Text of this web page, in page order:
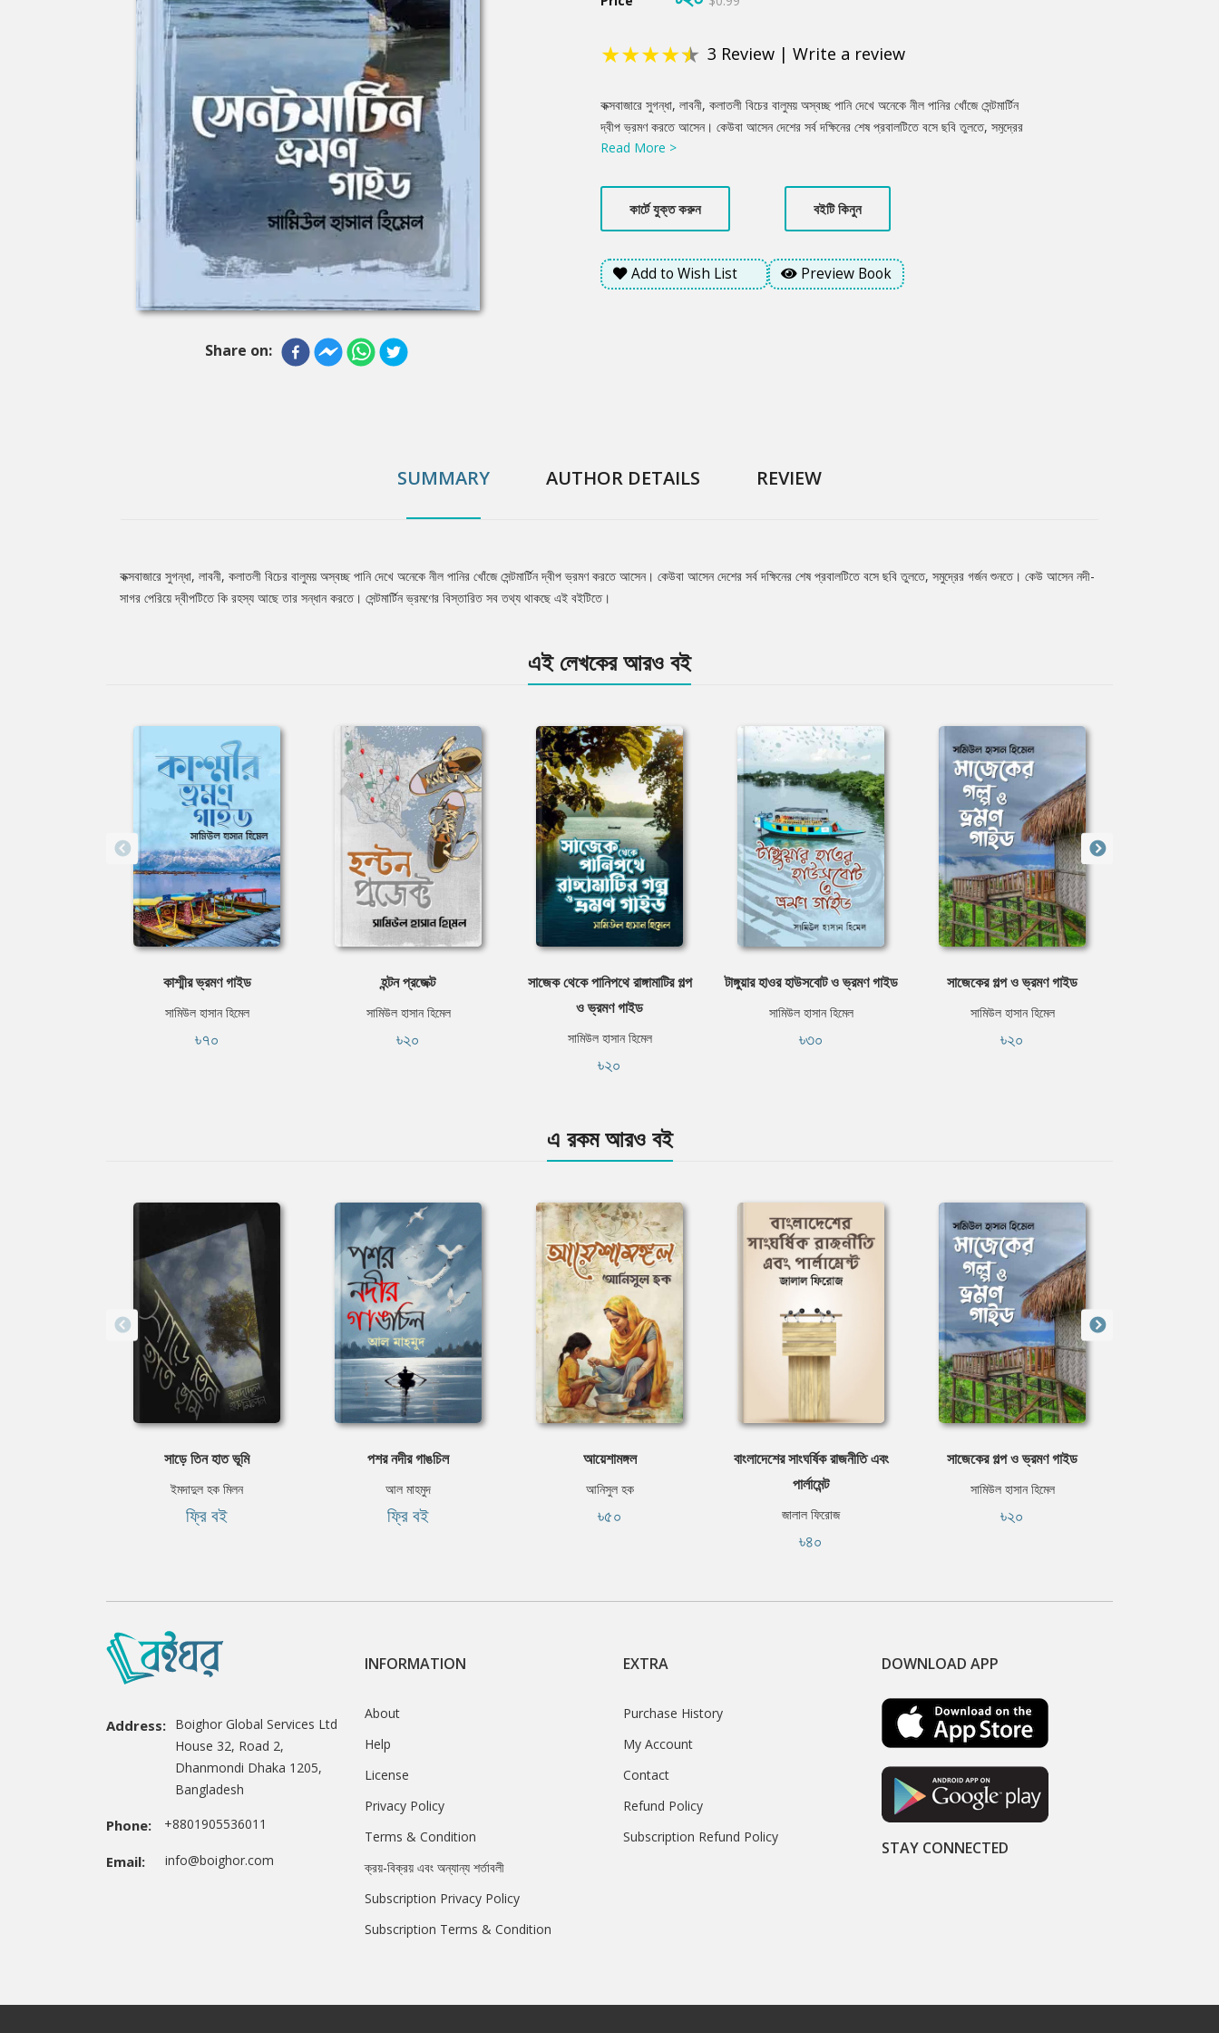
Share on:
★★★★★ 3 Review | Write a review
Product
Summery
কক্সবাজারে সুগন্ধা, লাবনী, কলাতলী বিচের বালুময় অস্বচ্ছ পানি দেখে অনেকে নীল পানির খোঁজে সেন্টমার্টিন
দ্বীপ ভ্রমণ করতে আসেন। কেউবা আসেন দেশের সর্ব দক্ষিনের শেষ প্রবালটিতে বসে ছবি তুলতে, সমুদ্রের
গর্জন শুনতে। কেউ আসেন নদী-সাগর পেরিয়ে দ্বীপটিতে কি রহস্য আছে তার সন্ধান করতে। সেন্টমার্টিন
Read More >
কার্টে যুক্ত করুন বইটি কিনুন
Add to Wish List Preview Book
SUMMARY AUTHOR DETAILS REVIEW
Tab
কক্সবাজারে সুগন্ধা, লাবনী, কলাতলী বিচের বালুময় অস্বচ্ছ পানি দেখে অনেকে নীল পানির খোঁজে সেন্টমার্টিন দ্বীপ ভ্রমণ করতে আসেন। কেউবা আসেন দেশের সর্ব দক্ষিনের শেষ প্রবালটিতে বসে ছবি তুলতে, সমুদ্রের গর্জন শুনতে। কেউ আসেন নদী-
সাগর পেরিয়ে দ্বীপটিতে কি রহস্য আছে তার সন্ধান করতে। সেন্টমার্টিন ভ্রমণের বিস্তারিত সব তথ্য থাকছে এই বইটিতে।
এই লেখকের আরও বই
কাশ্মীর ভ্রমণ গাইড
সামিউল হাসান হিমেল
৳৭০
হন্টন প্রজেক্ট
সামিউল হাসান হিমেল
৳২০
সাজেক থেকে পানিপথে রাঙ্গামাটির গল্প
ও ভ্রমণ গাইড
সামিউল হাসান হিমেল
৳২০
টাঙ্গুয়ার হাওর হাউসবোট ও ভ্রমণ গাইড
সামিউল হাসান হিমেল
৳৩০
সাজেকের গল্প ও ভ্রমণ গাইড
সামিউল হাসান হিমেল
৳২০
এ রকম আরও বই
সাড়ে তিন হাত ভূমি
ইমদাদুল হক মিলন
ফ্রি বই
পশর নদীর গাঙচিল
আল মাহমুদ
ফ্রি বই
আয়েশামঙ্গল
আনিসুল হক
৳৫০
বাংলাদেশের সাংঘর্ষিক রাজনীতি এবং
পার্লামেন্ট
জালাল ফিরোজ
৳৪০
সাজেকের গল্প ও ভ্রমণ গাইড
সামিউল হাসান হিমেল
৳২০
Address: Boighor Global Services Ltd
House 32, Road 2,
Dhanmondi Dhaka 1205,
Bangladesh
Phone: +8801905536011
Email: info@boighor.com
INFORMATION
About
Help
License
Privacy Policy
Terms & Condition
ক্রয়-বিক্রয় এবং অন্যান্য শর্তাবলী
Subscription Privacy Policy
Subscription Terms & Condition
EXTRA
Purchase History
My Account
Contact
Refund Policy
Subscription Refund Policy
DOWNLOAD APP
STAY CONNECTED